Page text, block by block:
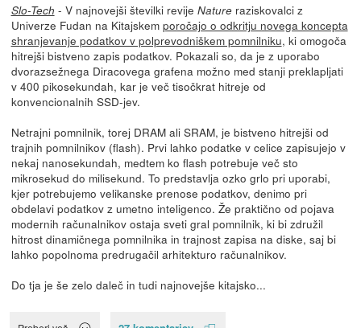
Slo-Tech - V najnovejši številki revije Natureraziskovalci z
Univerze Fudan na Kitajskem poročajo o odkritju novega koncepta
shranjevanje podatkov v polprevodniškem pomnilniku, ki omogoča
hitrejši bistveno zapis podatkov. Pokazali so, da je z uporabo
dvorazsežnega Diracovega grafena možno med stanji preklapljati
v 400 pikosekundah, kar je več tisočkrat hitreje od
konvencionalnih SSD-jev.
Netrajni pomnilnik, torej DRAM ali SRAM, je bistveno hitrejši od
trajnih pomnilnikov (flash). Prvi lahko podatke v celice zapisujejo v
nekaj nanosekundah, medtem ko flash potrebuje več sto
mikrosekud do milisekund. To predstavlja ozko grlo pri uporabi,
kjer potrebujemo velikanske prenose podatkov, denimo pri
obdelavi podatkov z umetno inteligenco. Že praktično od pojava
modernih računalnikov ostaja sveti gral pomnilnik, ki bi združil
hitrost dinamičnega pomnilnika in trajnost zapisa na diske, saj bi
lahko popolnoma predrugačil arhitekturo računalnikov.
Do tja je še zelo daleč in tudi najnovejše kitajsko...